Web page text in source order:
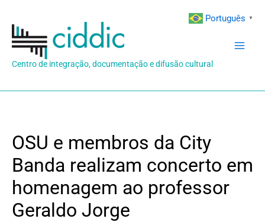
para
conteúdo
Centro de integração, documentação e difusão cultural
OSU e membros da City
Banda realizam concerto em
homenagem ao professor
Geraldo Jorge
Português ▼